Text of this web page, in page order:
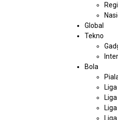
Global
Tekno
Bola